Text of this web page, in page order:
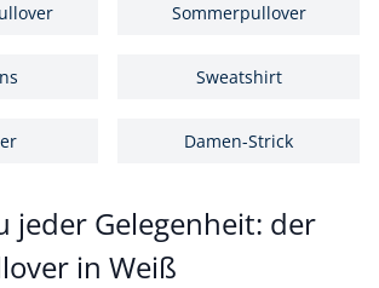
Sommerpullover
Sweatshirt
Damen-Strick
jeder Gelegenheit: der
in Weiß